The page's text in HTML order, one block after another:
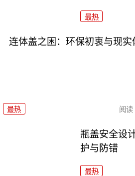
最热
连体盖之困：环保初衷与现实
最热 阅读
瓶盖安全设
护与防错
最热